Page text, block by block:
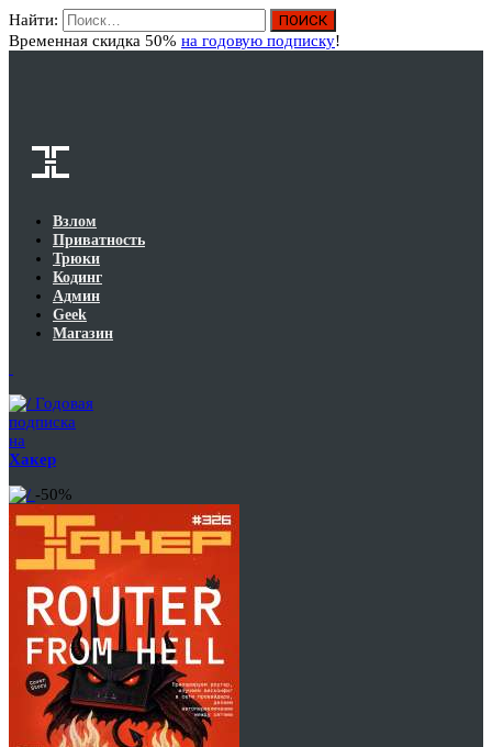
Найти:
Временная скидка 50% на годовую подписку!
Взлом
Приватность
Трюки
Кодинг
Админ
Geek
Магазин
Годовая
подписка
на
Хакер
-50%